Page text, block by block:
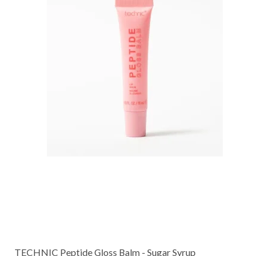
TECHNIC Peptide Gloss Balm - Sugar Syrup